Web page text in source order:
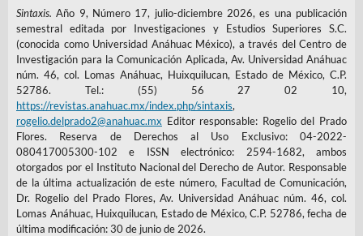
Sintaxis.Año 9, Número 17, julio-diciembre 2026, es una publicación
semestral editada por Investigaciones y Estudios Superiores S.C.
(conocida como Universidad Anáhuac México), a través del Centro de
Investigación para la Comunicación Aplicada, Av. Universidad Anáhuac
núm. 46, col. Lomas Anáhuac, Huixquilucan, Estado de México, C.P.
52786. Tel.: (55) 56 27 02 10,
https://revistas.anahuac.mx/index.php/sintaxis,
rogelio.delprado2@anahuac.mx Editor responsable: Rogelio del Prado
Flores. Reserva de Derechos al Uso Exclusivo: 04-2022-
080417005300-102 e ISSN electrónico: 2594-1682, ambos
otorgados por el Instituto Nacional del Derecho de Autor. Responsable
de la última actualización de este número, Facultad de Comunicación,
Dr. Rogelio del Prado Flores, Av. Universidad Anáhuac núm. 46, col.
Lomas Anáhuac, Huixquilucan, Estado de México, C.P. 52786, fecha de
última modificación: 30 de junio de 2026.